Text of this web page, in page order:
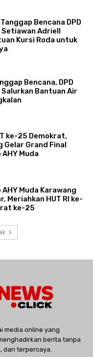
Bencana DPD
Adriell
Kursi Roda untuk
Bencana, DPD
Salurkan Bantuan Air
ke-25 Demokrat,
Gelar Grand Final
Muda
Muda Karawang
Meriahkan HUT RI ke-
ke-25
media online yang
berita tanpa
dan terpercaya.